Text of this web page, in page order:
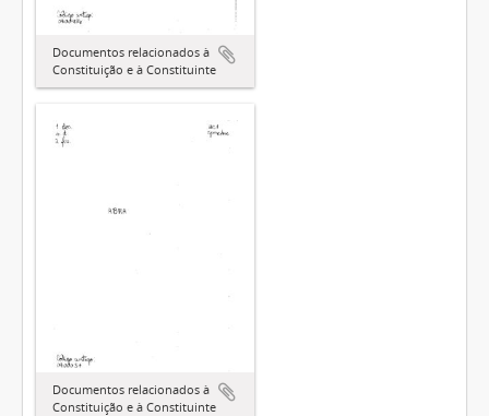
Documentos relacionados à
Constituição e à Constituinte
Documentos relacionados à
Constituição e à Constituinte